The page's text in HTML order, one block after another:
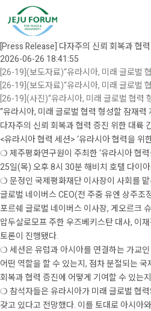
뉴스·공지
포럼소식
공지사항
[Press Release] 다자주의 신뢰 회복과 협
2026-06-26 18:41:55
[26-19](보도자료)“유라시아, 미래 글로벌
[26-19](보도자료)“유라시아, 미래 글로벌
[26-19](사진)“유라시아, 미래 글로벌 협력
“유라시아, 미래 글로벌 협력 형성할 잠재력
다자주의 신뢰 회복과 협력 증진 위한 대륙
<유라시아 협력 세션> ‘유라시아 협력을 위
❍ 제주평화연구원이 주최한 ‘유라시아 협
25일(목) 오후 8시 30분 해비치 호텔 다이
❍ 문정인 국제평화재단 이사장이 사회를
글로벌 네이버스 CEO(전 주중 유엔 상주조
포르쉐 글로벌 네이버스 이사장, 게오르크
압두살로모프 주한 우즈베키스탄 대사, 이
토론이 진행됐다.
❍ 세션은 유럽과 아시아를 연결하는 가교
어떤 역할을 할 수 있는지, 점차 분절되는
회복과 협력 증진에 어떻게 기여할 수 있는
❍ 참석자들은 유라시아가 미래 글로벌 협
갖고 있다고 전망했다. 이를 토대로 아시아